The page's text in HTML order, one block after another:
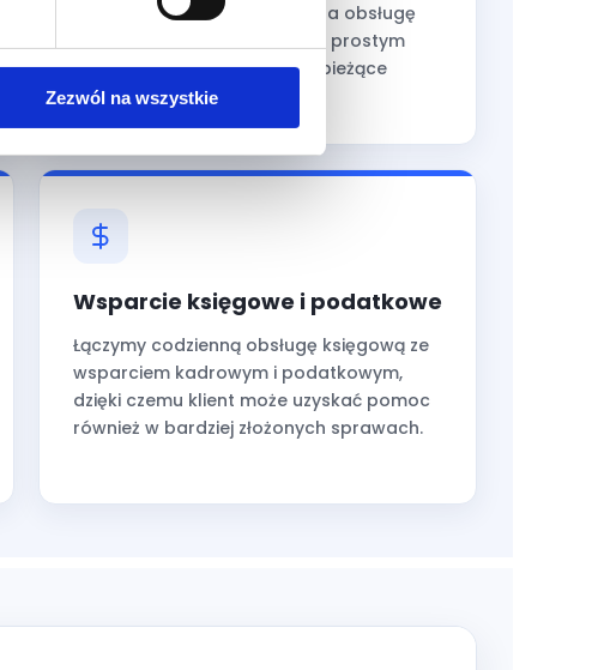
Zezwól na wszystkie
osobami odpowiedzialnymi za obsługę
firmy. Wyjaśniamy rozliczenia prostym
językiem i odpowiadamy na bieżące
pytania.
Wsparcie księgowe i podatkowe
Łączymy codzienną obsługę księgową ze
wsparciem kadrowym i podatkowym,
dzięki czemu klient może uzyskać pomoc
również w bardziej złożonych sprawach.